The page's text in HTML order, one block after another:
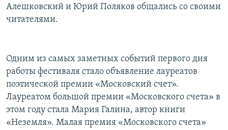
Алешковский и Юрий Поляков общались со своими
читателями.
Одним из самых заметных событий первого дня
работы фестиваля стало объявление лауреатов
поэтической премии «Московский счет».
Лауреатом большой премии «Московского счета» в
этом году стала Мария Галина, автор книги
«Неземля». Малая премия «Московского счета»